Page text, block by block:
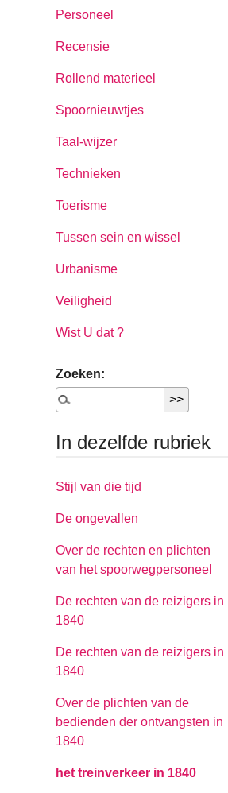
Personeel
Recensie
Rollend materieel
Spoornieuwtjes
Taal-wijzer
Technieken
Toerisme
Tussen sein en wissel
Urbanisme
Veiligheid
Wist U dat ?
Zoeken:
In dezelfde rubriek
Stijl van die tijd
De ongevallen
Over de rechten en plichten
van het spoorwegpersoneel
De rechten van de reizigers in
1840
De rechten van de reizigers in
1840
Over de plichten van de
bedienden der ontvangsten in
1840
het treinverkeer in 1840